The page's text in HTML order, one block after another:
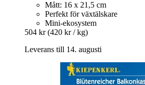
Mått: 16 x 21,5 cm
Perfekt för växtälskare
Mini-ekosystem
504 kr (420 kr / kg)
Leverans till 14. augusti